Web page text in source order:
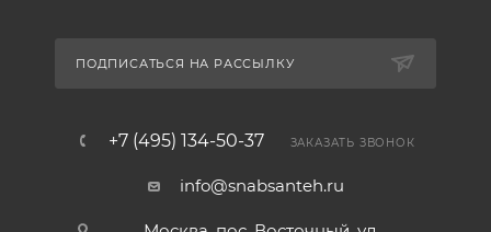
ПОДПИСАТЬСЯ НА РАССЫЛКУ
+7 (495) 134-50-37 ЗАКАЗАТЬ ЗВОНОК
info@snabsanteh.ru